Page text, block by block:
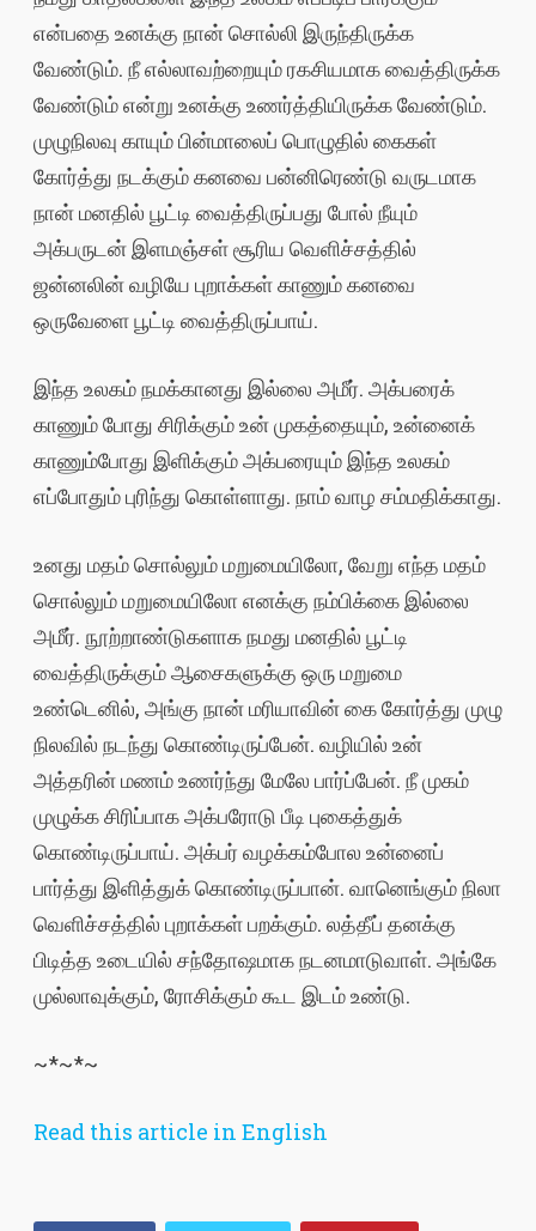
என்பதை உனக்கு நான் சொல்லி இருந்திருக்க
வேண்டும். நீ எல்லாவற்றையும் ரகசியமாக வைத்திருக்க
வேண்டும் என்று உனக்கு உணர்த்தியிருக்க வேண்டும்.
முழுநிலவு காயும் பின்மாலைப் பொழுதில் கைகள்
கோர்த்து நடக்கும் கனவை பன்னிரெண்டு வருடமாக
நான் மனதில் பூட்டி வைத்திருப்பது போல் நீயும்
அக்பருடன் இளமஞ்சள் சூரிய வெளிச்சத்தில்
ஜன்னலின் வழியே புறாக்கள் காணும் கனவை
ஒருவேளை பூட்டி வைத்திருப்பாய்.
இந்த உலகம் நமக்கானது இல்லை அமீர். அக்பரைக்
காணும் போது சிரிக்கும் உன் முகத்தையும், உன்னைக்
காணும்போது இளிக்கும் அக்பரையும் இந்த உலகம்
எப்போதும் புரிந்து கொள்ளாது. நாம் வாழ சம்மதிக்காது.
உனது மதம் சொல்லும் மறுமையிலோ, வேறு எந்த மதம்
சொல்லும் மறுமையிலோ எனக்கு நம்பிக்கை இல்லை
அமீர். நூற்றாண்டுகளாக நமது மனதில் பூட்டி
வைத்திருக்கும் ஆசைகளுக்கு ஒரு மறுமை
உண்டெனில், அங்கு நான் மரியாவின் கை கோர்த்து முழு
நிலவில் நடந்து கொண்டிருப்பேன். வழியில் உன்
அத்தரின் மணம் உணர்ந்து மேலே பார்ப்பேன். நீ முகம்
முழுக்க சிரிப்பாக அக்பரோடு பீடி புகைத்துக்
கொண்டிருப்பாய். அக்பர் வழக்கம்போல உன்னைப்
பார்த்து இளித்துக் கொண்டிருப்பான். வானெங்கும் நிலா
வெளிச்சத்தில் புறாக்கள் பறக்கும். லத்தீப் தனக்கு
பிடித்த உடையில் சந்தோஷமாக நடனமாடுவாள். அங்கே
முல்லாவுக்கும், ரோசிக்கும் கூட இடம் உண்டு.
~*~*~
Read this article in English